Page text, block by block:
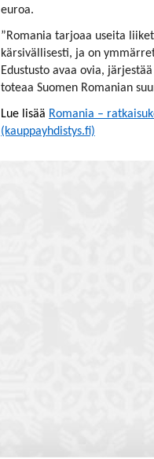
euroa.
”Romania tarjoaa useita
kärsivällisesti, ja on
Edustusto avaa ovia,
toteaa Suomen Romanian
Lue lisää Romania –
(kauppayhdistys.fi)